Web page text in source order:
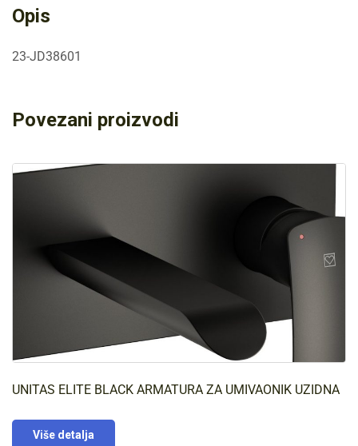
Opis
23-JD38601
Povezani proizvodi
UNITAS ELITE BLACK ARMATURA ZA UMIVAONIK UZIDNA
Više detalja